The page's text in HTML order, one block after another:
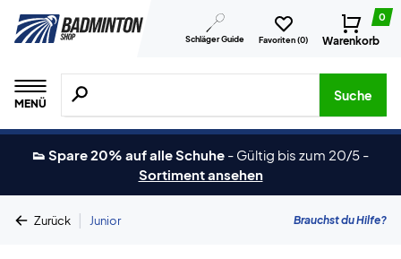
Schläger Guide Favoriten (0)
0
Warenkorb
MENÜ
Suche nach Produkten, Marken usw.
Suche
👟 Spare 20% auf alle Schuhe - Gültig bis zum 20/5 -
Sortiment ansehen
Zurück | Junior Brauchst du Hilfe?